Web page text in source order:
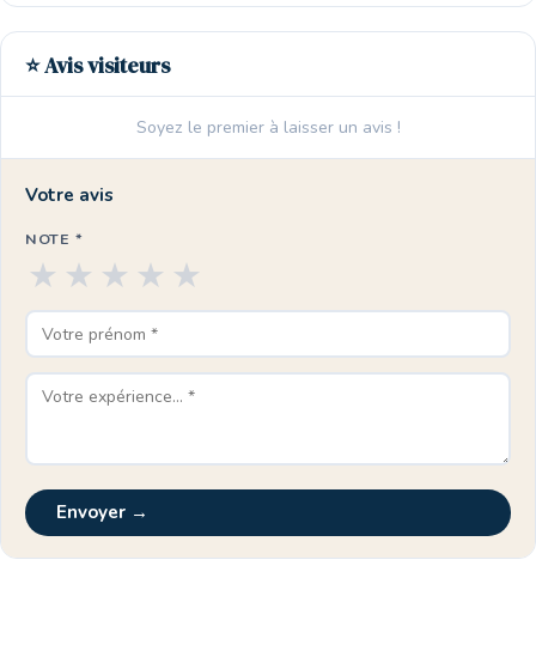
⭐ Avis visiteurs
Soyez le premier à laisser un avis !
Votre avis
NOTE *
★
★
★
★
★
Envoyer →